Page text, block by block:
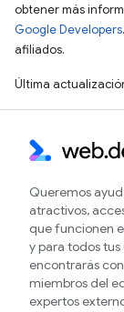
obtener más
Google Developers
afiliados.
Última
Queremos
atractivos,
que funcionen
y para todos tus
encontrarás
miembros del
expertos